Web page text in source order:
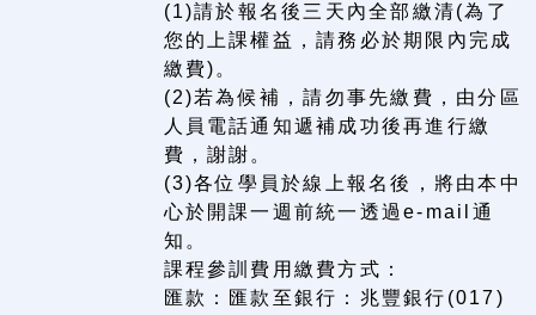
(1)請於報名後三天內全部繳清(為了
您的上課權益，請務必於期限內完成
繳費)。
(2)若為候補，請勿事先繳費，由分區
人員電話通知遞補成功後再進行繳
費，謝謝。
(3)各位學員於線上報名後，將由本中
心於開課一週前統一透過e-mail通
知。
課程參訓費用繳費方式：
匯款：匯款至銀行：兆豐銀行(017)